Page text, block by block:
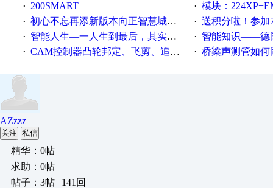
· 200SMART · 模块：
· 初心不忘再添新版本向正智慧城市云展厅3.0版亮相 · 送积分啦！参加7月6日
· 智能人生—一人生到最后，其实拼的都是人品 · 智能知识——德国工业崛起
· CAM控制器凸轮邦定、飞剪、追剪等C功能块 · 桥梁声测管如何固
AZzzz
关注 私信
精华：0帖
求助：0帖
帖子：3帖 | 141回